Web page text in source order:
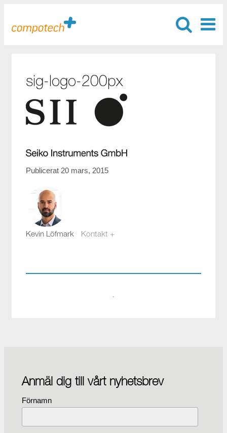
sig-logo-200px
Publicerat 20 mars, 2015
Kevin Löfmark Kontakt +
·
Anmäl dig till vårt nyhetsbrev
Förnamn